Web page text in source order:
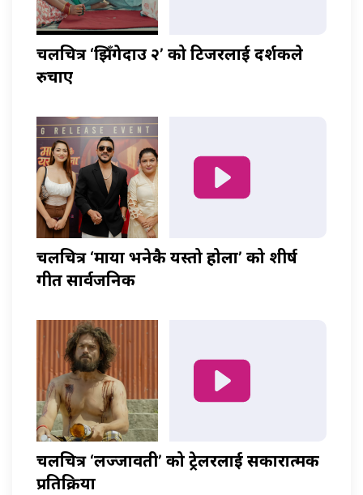
चलचित्र ‘झिँगेदाउ २’ को टिजरलाई दर्शकले
रुचाए
चलचित्र ‘माया भनेकै यस्तो होला’ को शीर्ष
गीत सार्वजनिक
चलचित्र ‘लज्जावती’ को ट्रेलरलाई सकारात्मक
प्रतिक्रिया